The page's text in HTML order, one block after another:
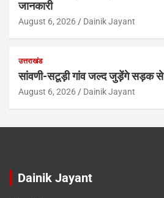
जानकारी
August 6, 2026 Dainik Jayant
उत्तराखंड
सांवणी-सटूड़ी गांव जल्द जुड़ेंगे सड़क से
August 6, 2026 Dainik Jayant
Dainik Jayant